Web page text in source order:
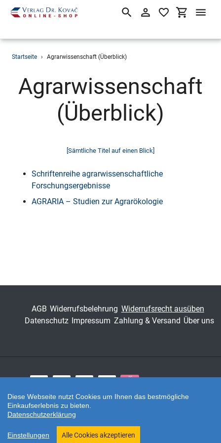
Direkt
SuchenEinloggen
Startseite › Agrarwissenschaft (Überblick)
Agrarwissenschaft
(Überblick)
[Sämtliche Titel auf einen Blick]
Schriftenreihe agrarwissenschaftliche
Forschungsergebnisse
AGRARIA – Studien zur Agrarökologie
AGB Widerrufsbelehrung Widerrufsrecht ausüben
Datenschutz Impressum Zahlung & Versand Über uns
Zahlungsarten
Twitter
Shop erstellt mit VersaCommerce.
Diese Webseite nutzt Cookies um Ihnen das bestmögliche
Einkaufserlebnis zu bieten.
Datenschutzerklärung
Einstellungen Alle Cookies akzeptieren